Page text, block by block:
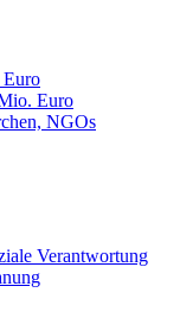
Euro
NGOs
Verantwortung